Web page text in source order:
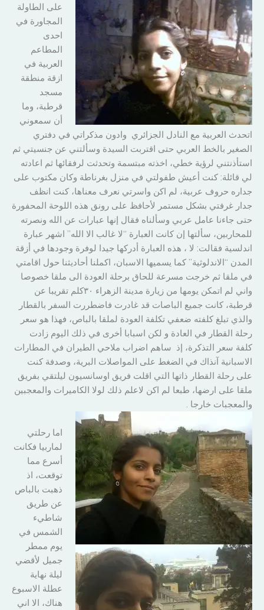
على الطاولة
المجاورة في
احدى
المطاعم
العربية في
ازقة منطقة
مسجد
قرطبة، وما
أن سمعوني
اتحدث العربية مع النادل الجزائري وادون مذكراتي في دفتري
الصغير بالخط العربي حتى اقتربت السيدة وسألتني عن جنسيتي ثم
استأذنتني لرؤية خطي، اخذته مبتسمة وتحدثت لرفقائها ثم اعادته
لي قائلة: كنت أعيش طفولتي في منزل بغرناطة وكان مكتوب على
جداره حروف عربية، لم اكن واسرتي نعرف معناها، كنت انظف
جدار غرفتي بشكل مستمر لأحافظ على رونق هذه اللوحة المحفورة
حتى جاءنا عامل عربي وسألناه فقال إنها عبارات عن الله ونصرته
للمحاربين، سألتها إن كانت العبارة “لا غالب الا الله” اشهر عبارة
اندلسية فقالت: لا ، هذه العبارة أدركها جيدا لوفرة وجودها في أزقة
المدن “الاندلوثية” كما يسميها الاسبان، اكملنا أحاديثنا حول اقامتي
في ملقا ثم خرجت مسرعة للحاق برحلة العودة الى ملقا خصوصا
واني لم اتمكن يومها من زيارة مدينة الزهراء ٣٠كلم تقريبا عن
قرطبة، كانت جميع الباصات قد غادرت فاضطررت السفر بالقطار
والذي تبلغ كلفته ضعفي تكلفة العودة لملقا بالباص، فهذا هو سعر
رحلة القطار في العادة و لكن اسبابا أخرى في ذلك اليوم زادت
كلفة سعر التذكرة، إذ ساهم اضراب ملاحي الطيران في المطارات
الاسبانية آنذاك في الضغط على المواصلات البرية، وصدفة كنت
على رحلة القطار ذاتها التي اقلت فريق اوسانسيون ليلتقي بفريق
ملقا على ارضها، طبعا لم اكن لاعلم ذلك لولا الكاميرات والمعجبين
والمعجبات خارجا .
اما رحلتي
لماربيا فكانت
أسرع مما
توقعت، اذ
ذهبت بالباص
عن طريق
شاطيء
الشمس في
يوم ممطر
جميل لأقضي
ليلة نهاية
عطلة الاسبوع
هناك، الا اني